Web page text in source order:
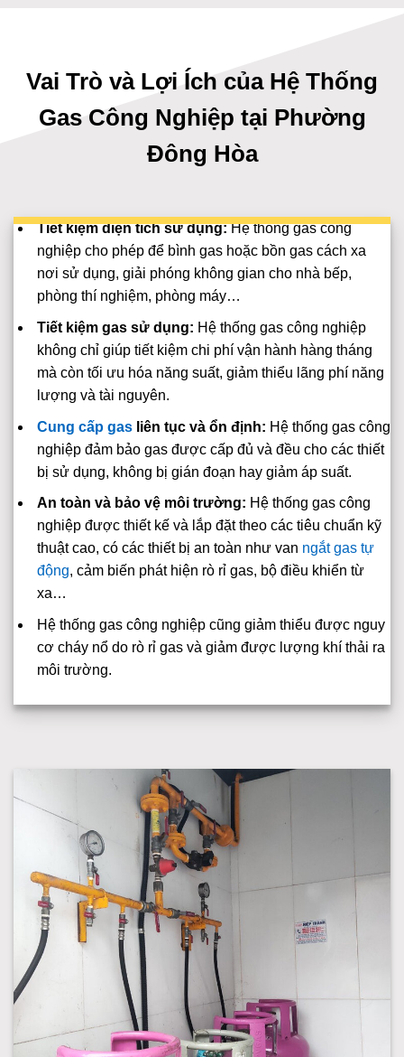
Vai Trò và Lợi Ích của Hệ Thống
Gas Công Nghiệp tại Phường
Đông Hòa
Tiết kiệm diện tích sử dụng:Hệ thống gas công
nghiệp cho phép để bình gas hoặc bồn gas cách xa
nơi sử dụng, giải phóng không gian cho nhà bếp,
phòng thí nghiệm, phòng máy…
Tiết kiệm gas sử dụng: Hệ thống gas công nghiệp
không chỉ giúp tiết kiệm chi phí vận hành hàng tháng
mà còn tối ưu hóa năng suất, giảm thiểu lãng phí năng
lượng và tài nguyên.
Cung cấp gasliên tục và ổn định: Hệ thống gas công
nghiệp đảm bảo gas được cấp đủ và đều cho các thiết
bị sử dụng, không bị gián đoạn hay giảm áp suất.
An toàn và bảo vệ môi trường: Hệ thống gas công
nghiệp được thiết kế và lắp đặt theo các tiêu chuẩn kỹ
thuật cao, có các thiết bị an toàn như van ngắt gas tự
động, cảm biến phát hiện rò rỉ gas, bộ điều khiển từ
xa…
Hệ thống gas công nghiệp cũng giảm thiểu được nguy
cơ cháy nổ do rò rỉ gas và giảm được lượng khí thải ra
môi trường.